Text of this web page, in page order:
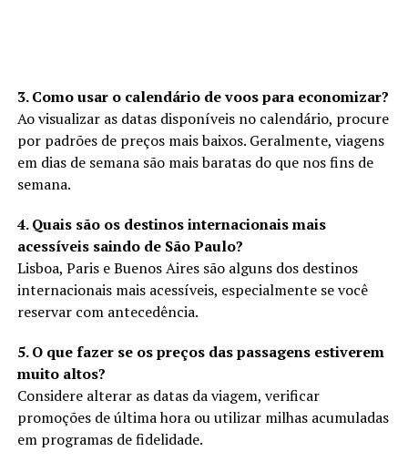
3. Como usar o calendário de voos para economizar?
Ao visualizar as datas disponíveis no calendário, procure
por padrões de preços mais baixos. Geralmente, viagens
em dias de semana são mais baratas do que nos fins de
semana.
4. Quais são os destinos internacionais mais
acessíveis saindo de São Paulo?
Lisboa, Paris e Buenos Aires são alguns dos destinos
internacionais mais acessíveis, especialmente se você
reservar com antecedência.
5. O que fazer se os preços das passagens estiverem
muito altos?
Considere alterar as datas da viagem, verificar
promoções de última hora ou utilizar milhas acumuladas
em programas de fidelidade.